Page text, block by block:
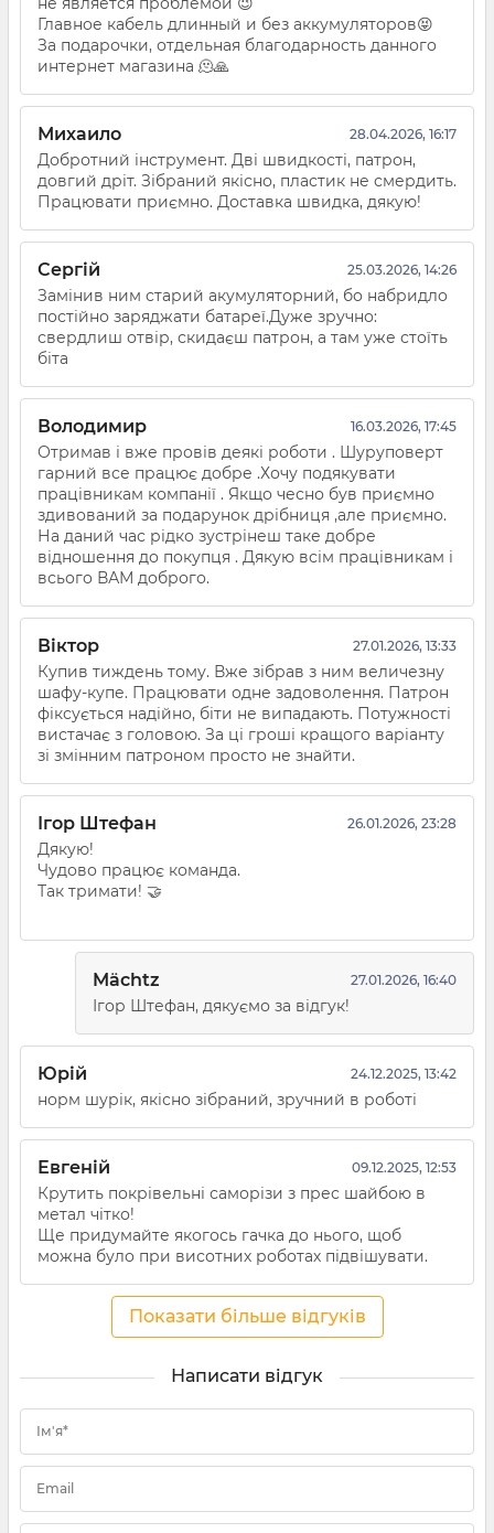
Главное кабель длинный и без аккумуляторов😝
За подарочки, отдельная благодарность данного
интернет магазина 🫠🙏
Михаило 28.04.2026, 16:17
Добротний інструмент. Дві швидкості, патрон,
довгий дріт. Зібраний якісно, пластик не смердить.
Працювати приємно. Доставка швидка, дякую!
Сергій 25.03.2026, 14:26
Замінив ним старий акумуляторний, бо набридло
постійно заряджати батареї.Дуже зручно:
свердлиш отвір, скидаєш патрон, а там уже стоїть
біта
Володимир 16.03.2026, 17:45
Отримав і вже провів деякі роботи . Шуруповерт
гарний все працює добре .Хочу подякувати
працівникам компанії . Якщо чесно був приємно
здивований за подарунок дрібниця ,але приємно.
На даний час рідко зустрінеш таке добре
відношення до покупця . Дякую всім працівникам і
всього ВАМ доброго.
Віктор 27.01.2026, 13:33
Купив тиждень тому. Вже зібрав з ним величезну
шафу-купе. Працювати одне задоволення. Патрон
фіксується надійно, біти не випадають. Потужності
вистачає з головою. За ці гроші кращого варіанту
зі змінним патроном просто не знайти.
Ігор Штефан 26.01.2026, 23:28
Дякую!
Чудово працює команда.
Так тримати! 🤝
Mächtz 27.01.2026, 16:40
Ігор Штефан, дякуємо за відгук!
Юрій 24.12.2025, 13:42
норм шурік, якісно зібраний, зручний в роботі
Евгеній 09.12.2025, 12:53
Крутить покрівельні саморізи з прес шайбою в
метал чітко!
Ще придумайте якогось гачка до нього, щоб
можна було при висотних роботах підвішувати.
Показати більше відгуків
Написати відгук
Ім'я*
Email